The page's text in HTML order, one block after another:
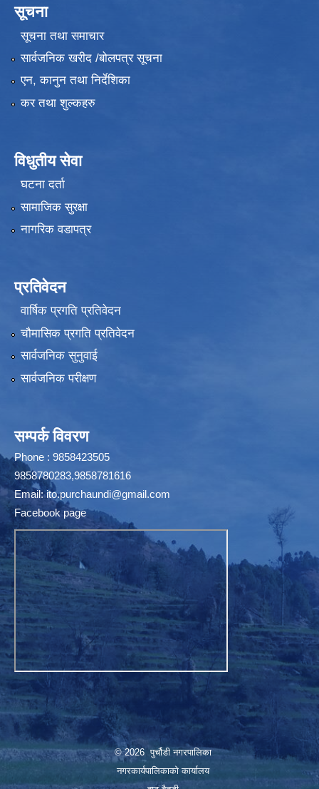
सूचना
सूचना तथा समाचार
सार्वजनिक खरीद /बोलपत्र सूचना
एन, कानुन तथा निर्देशिका
कर तथा शुल्कहरु
विधुतीय सेवा
घटना दर्ता
सामाजिक सुरक्षा
नागरिक वडापत्र
प्रतिवेदन
वार्षिक प्रगति प्रतिवेदन
चौमासिक प्रगति प्रतिवेदन
सार्वजनिक सुनुवाई
सार्वजनिक परीक्षण
सम्पर्क विवरण
Phone : 9858423505
9858780283,9858781616
Email:ito.purchaundi@gmail.com
Facebook page
© 2026 पुर्चौडी नगरपालिका
नगरकार्यपालिकाकाे कार्यालय